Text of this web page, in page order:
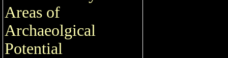
Areas of
Archaeolgical
Potential